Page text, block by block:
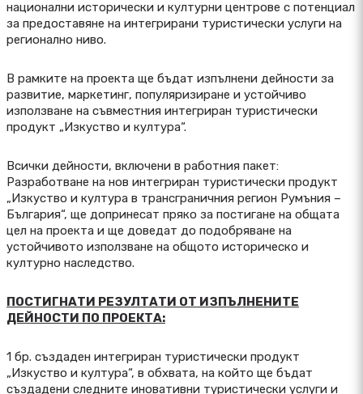
национални исторически и културни центрове с потенциал
за предоставяне на интегрирани туристически услуги на
регионално ниво.
В рамките на проекта ще бъдат изпълнени дейности за
развитие, маркетинг, популяризиране и устойчиво
използване на съвместния интегриран туристически
продукт „Изкуство и култура“.
Всички дейности, включени в работния пакет:
Разработване на нов интегриран туристически продукт
„Изкуство и култура в трансграничния регион Румъния –
България“, ще допринесат пряко за постигане на общата
цел на проекта и ще доведат до подобряване на
устойчивото използване на общото историческо и
културно наследство.
ПОСТИГНАТИ РЕЗУЛТАТИ ОТ ИЗПЪЛНЕНИТЕ
ДЕЙНОСТИ ПО ПРОЕКТА:
1 бр. създаден интегриран туристически продукт
„Изкуство и култура“, в обхвата, на който ще бъдат
създадени следните иновативни туристически услуги и